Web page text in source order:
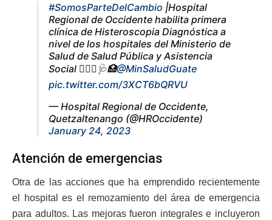
#SomosParteDelCambio |Hospital
Regional de Occidente habilita primera
clínica de Histeroscopia Diagnóstica a
nivel de los hospitales del Ministerio de
Salud de Salud Pública y Asistencia
Social 👩🏽‍⚕️🩺🏥@MinSaludGuate
pic.twitter.com/3XCT6bQRVU
— Hospital Regional de Occidente,
Quetzaltenango (@HROccidente)
January 24, 2023
Atención de emergencias
Otra de las acciones que ha emprendido recientemente
el hospital es el remozamiento del área de emergencia
para adultos. Las mejoras fueron integrales e incluyeron